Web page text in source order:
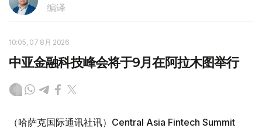
编译
10:05, 07 8月 2026
中亚金融科技峰会将于9月在阿拉木图举行
（哈萨克国际通讯社讯）Central Asia Fintech Summit